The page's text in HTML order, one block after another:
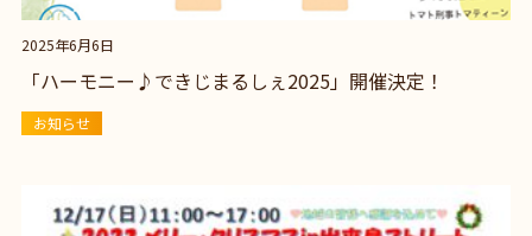
2025年6月6日
「ハーモニー♪できじまるしぇ2025」開催決定！
お知らせ